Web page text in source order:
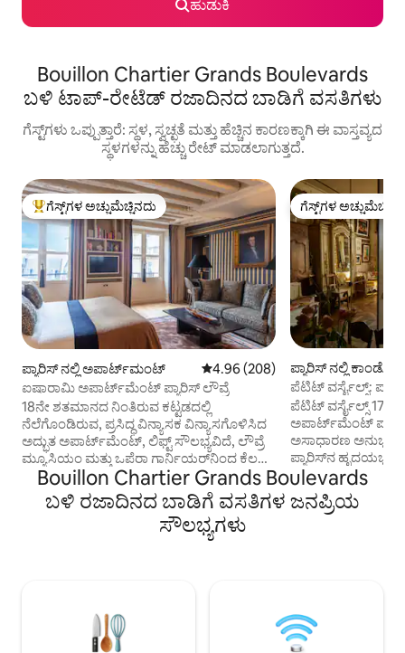
ಹುಡುಕಿ
Bouillon Chartier Grands Boulevards
ಬಳಿ ಟಾಪ್-ರೇಟೆಡ್ ರಜಾದಿನದ ಬಾಡಿಗೆ ವಸತಿಗಳು
ಗೆಸ್ಟ್‌ಗಳು ಒಪ್ಪುತ್ತಾರೆ: ಸ್ಥಳ, ಸ್ವಚ್ಛತೆ ಮತ್ತು ಹೆಚ್ಚಿನ ಕಾರಣಕ್ಕಾಗಿ ಈ ವಾಸ್ತವ್ಯದ
ಸ್ಥಳಗಳನ್ನು ಹೆಚ್ಚು ರೇಟ್ ಮಾಡಲಾಗುತ್ತದೆ.
ಗೆಸ್ಟ್‌ಗಳಿಗೆ ಅತಿ ಹೆಚ್ಚು ಅಚ್ಚುಮೆಚ್ಚಿನದು
ಗೆಸ್ಟ್‌ಗಳ ಅಚ್ಚುಮೆಚ್ಚಿನದು
ಪ್ಯಾರಿಸ್ ನಲ್ಲಿ ಅಪಾರ್ಟ್‌ಮಂಟ್ 5 ರಲ್ಲಿ 4.96 ಸರಾಸರಿ ರೇಟಿಂಗ್, 208
4.96 (208)
ಐಷಾರಾಮಿ ಅಪಾರ್ಟ್‌ಮೆಂಟ್ ಪ್ಯಾರಿಸ್ ಲೌವ್ರೆ
18ನೇ ಶತಮಾನದ ನಿಂತಿರುವ ಕಟ್ಟಡದಲ್ಲಿ
ನೆಲೆಗೊಂಡಿರುವ, ಪ್ರಸಿದ್ಧ ವಿನ್ಯಾಸಕ ವಿನ್ಯಾಸಗೊಳಿಸಿದ
ಅದ್ಭುತ ಅಪಾರ್ಟ್‌ಮೆಂಟ್, ಲಿಫ್ಟ್ ಸೌಲಭ್ಯವಿದೆ, ಲೌವ್ರೆ
ಮ್ಯೂಸಿಯಂ ಮತ್ತು ಒಪೆರಾ ಗಾರ್ನಿಯರ್‌ನಿಂದ ಕೆಲವೇ
ನಿಮಿಷಗಳ ನಡಿಗೆ ದೂರದಲ್ಲಿ ಸೂಕ್ತವಾಗಿ ನೆಲೆಗೊಂಡಿದೆ.
ಸೊಗಸಾದ ಶೈಲಿಯಲ್ಲಿ ಅಲಂಕರಿಸಲಾಗಿದೆ, ಸಂಪೂರ್ಣ
ಸುಸಜ್ಜಿತ ಅಡುಗೆಮನೆ, ರೇನ್ ಶವರ್ ಹೊಂದಿರುವ
ಬಾತ್‌ರೂಮ್, ಬಾತ್‌ರೋಬ್‌ಗಳು, ಚಪ್ಪಲಿಗಳು ಮತ್ತು
ವಿಶಿಷ್ಟವಾದ ಮುಕ್ತ ನೋಟದೊಂದಿಗೆ ಬೆಚ್ಚಗಿನ,
ಪ್ಯಾರಿಸ್ ಆಗಿದೆ. ಭಾವಪೂರ್ಣ ಪ್ಯಾರಿಸ್ ಮನೆಯಲ್ಲಿ
ಹೋಟೆಲ್-ಗುಣಮಟ್ಟದ ವಾಸ್ತವ್ಯ.
ಗೆಸ್ಟ್‌ಗಳ
ಗೆಸ್ಟ್‌ಗಳ
ಪ್ಯಾರಿಸ್ ನಲ್ಲಿ ಕಾಂಡೋ
ಪೆಟಿಟ್ ವರ್ಸೈಲ್ಸ್:
ಅಪಾರ್ಟ್‌ಮೆಂಟ್
ಪೆಟಿಟ್ ವರ್ಸೈಲ್ಸ್ 17
ಅಪಾರ್ಟ್‌ಮೆಂಟ್
ಅಸಾಧಾರಣ
ಪ್ಯಾರಿಸ್‌ನ
ರು ಡು
ಬೀದಿಗಳಲ್ಲಿ
ಅಸಾಧಾರಣ
ಬಯಸಿದರೆ, ನಮಗೆ
ನಾವು ವಿನಂತಿಸುತ್ತೇವೆ.
Bouillon Chartier Grands Boulevards
ಬಳಿ ರಜಾದಿನದ ಬಾಡಿಗೆ ವಸತಿಗಳ ಜನಪ್ರಿಯ
ಸೌಲಭ್ಯಗಳು